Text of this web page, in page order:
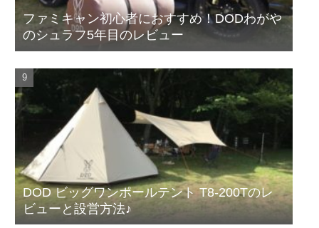
ファミキャン初心者におすすめ！DODわがや
のシュラフ5年目のレビュー
DOD ビッグワンポールテント T8-200Tのレ
ビューと設営方法♪